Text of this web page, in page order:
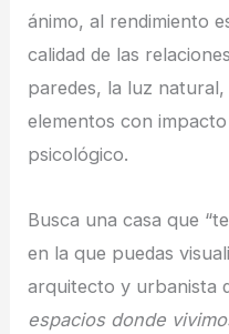
ánimo, al rendimiento
calidad de las
paredes, la luz
elementos con
psicológico.
Busca una casa que
en la que puedas
arquitecto y urbanista
espacios donde